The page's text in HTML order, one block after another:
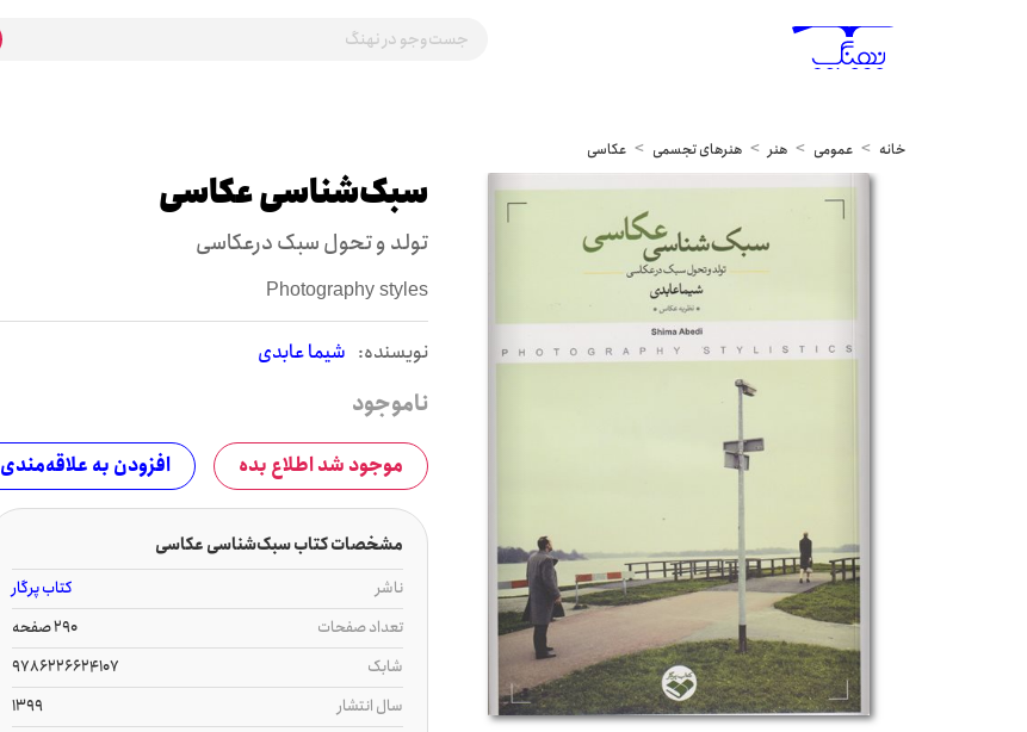
خانه عمومی هنر هنرهای تجسمی عکاسی
سبک‌شناسی عکاسی
تولد و تحول سبک درعکاسی
Photography styles
نويسنده: شیما عابدی
ناموجود
موجود شد اطلاع بده افزودن به علاقه‌مندی
مشخصات کتاب سبک‌شناسی عکاسی
ناشر
کتاب پرگار
تعداد صفحات
290 صفحه
شابک
9786226624107
سال انتشار
1399